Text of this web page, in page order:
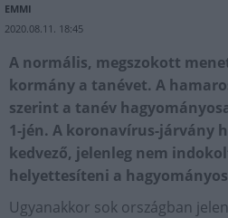
EMMI
2020.08.11. 18:45
A normális, megszokott
kormány a tanévet. A
szerint a tanév
1-jén. A koronavírus-járvány
kedvező, jelenleg nem
helyettesíteni a hagyományos
Ugyanakkor sok országban